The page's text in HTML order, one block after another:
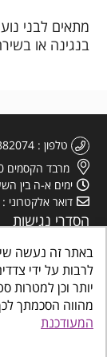
בנגינה או
טלפון
מרבד הקסמים 10, ראש העין
ימים א-ה בין השעות:
דואר אלקטרוני
הסדרי נגישות
לרבות על ידי
יותר וכן למטרות
מהווה הסכמתך
המעודכנת